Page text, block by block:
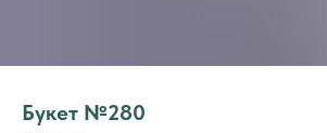
Букет №280